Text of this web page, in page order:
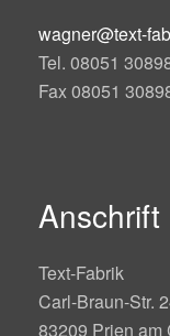
wagner@text-
Tel. 08051
Fax 08051
Anschrift
Text-Fabrik
Carl-Braun-Str.
83209 Prien am